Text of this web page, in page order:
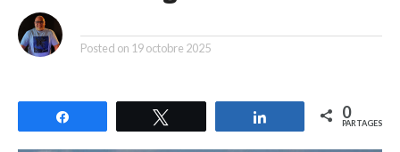
Posted on 19 octobre 2025
Partagez 0
PARTAGES